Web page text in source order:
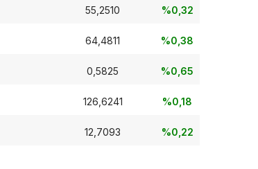
55,2510 %0,32
64,4811 %0,38
0,5825 %0,65
126,6241 %0,18
12,7093 %0,22